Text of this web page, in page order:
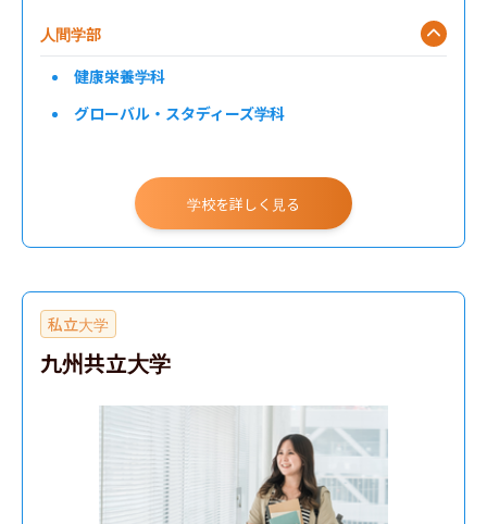
人間学部
健康栄養学科
グローバル・スタディーズ学科
学校を詳しく見る
私立大学
九州共立大学